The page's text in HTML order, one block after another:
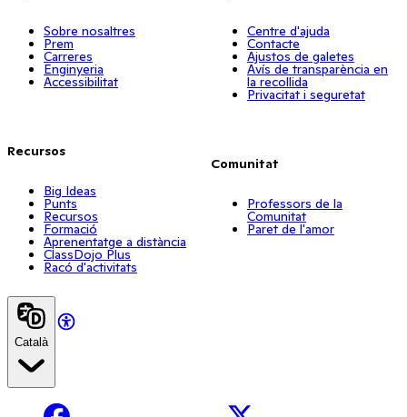
Sobre nosaltres
Prem
Carreres
Enginyeria
Accessibilitat
Recursos
Big Ideas
Punts
Recursos
Formació
Aprenentatge a distància
ClassDojo Plus
Racó d'activitats
Centre d'ajuda
Contacte
Ajustos de galetes
Avís de transparència en
la recollida
Privacitat i seguretat
Comunitat
Professors de la
Comunitat
Paret de l'amor
Català
Facebook X